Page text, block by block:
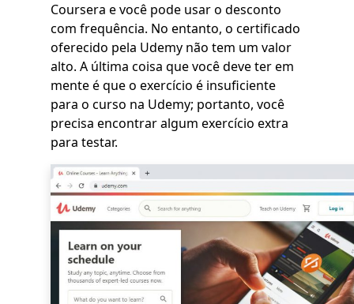
Coursera e você pode usar o desconto
com frequência. No entanto, o certificado
oferecido pela Udemy não tem um valor
alto. A última coisa que você deve ter em
mente é que o exercício é insuficiente
para o curso na Udemy; portanto, você
precisa encontrar algum exercício extra
para testar.